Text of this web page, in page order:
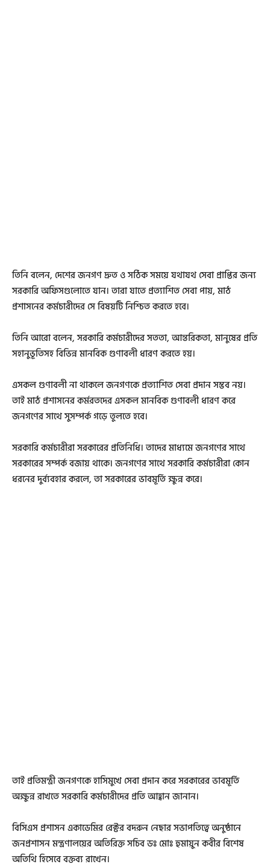
তিনি বলেন, দেশের জনগণ দ্রুত ও সঠিক সময়ে যথাযথ সেবা প্রাপ্তির জন্য
সরকারি অফিসগুলোতে যান। তারা যাতে প্রত্যাশিত সেবা পায়, মাঠ
প্রশাসনের কর্মচারীদের সে বিষয়টি নিশ্চিত করতে হবে।
তিনি আরো বলেন, সরকারি কর্মচারীদের সততা, আন্তরিকতা, মানুষের প্রতি
সহানুভূতিসহ বিভিন্ন মানবিক গুণাবলী ধারণ করতে হয়।
এসকল গুণাবলী না থাকলে জনগণকে প্রত্যাশিত সেবা প্রদান সম্ভব নয়।
তাই মাঠ প্রশাসনের কর্মরতদের এসকল মানবিক গুণাবলী ধারণ করে
জনগণের সাথে সুসম্পর্ক গড়ে তুলতে হবে।
সরকারি কর্মচারীরা সরকারের প্রতিনিধি। তাদের মাধ্যমে জনগণের সাথে
সরকারের সম্পর্ক বজায় থাকে। জনগণের সাথে সরকারি কর্মচারীরা কোন
ধরনের দুর্ব্যবহার করলে, তা সরকারের ভাবমূর্তি ক্ষুন্ন করে।
তাই প্রতিমন্ত্রী জনগণকে হাসিমুখে সেবা প্রদান করে সরকারের ভাবমূর্তি
অক্ষুন্ন রাখতে সরকারি কর্মচারীদের প্রতি আহ্বান জানান।
বিসিএস প্রশাসন একাডেমির রেক্টর বদরুন নেছার সভাপতিত্বে অনুষ্ঠানে
জনপ্রশাসন মন্ত্রণালয়ের অতিরিক্ত সচিব ডঃ মোঃ হুমায়ুন কবীর বিশেষ
অতিথি হিসেবে বক্তব্য রাখেন।